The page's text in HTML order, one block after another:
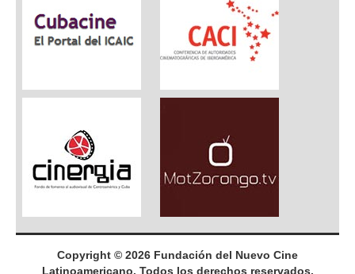
Copyright © 2026 Fundación del Nuevo Cine
Latinoamericano. Todos los derechos reservados.